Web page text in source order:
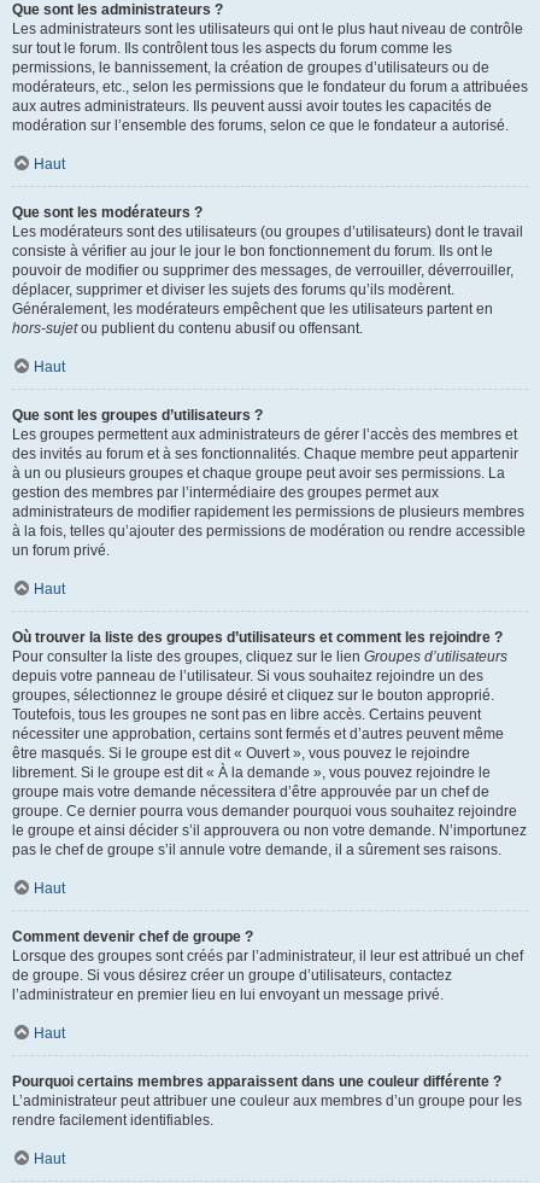
Que sont les administrateurs ?
Les administrateurs sont les utilisateurs qui ont le plus haut niveau de contrôle
sur tout le forum. Ils contrôlent tous les aspects du forum comme les
permissions, le bannissement, la création de groupes d’utilisateurs ou de
modérateurs, etc., selon les permissions que le fondateur du forum a attribuées
aux autres administrateurs. Ils peuvent aussi avoir toutes les capacités de
modération sur l’ensemble des forums, selon ce que le fondateur a autorisé.
Haut
Que sont les modérateurs ?
Les modérateurs sont des utilisateurs (ou groupes d’utilisateurs) dont le travail
consiste à vérifier au jour le jour le bon fonctionnement du forum. Ils ont le
pouvoir de modifier ou supprimer des messages, de verrouiller, déverrouiller,
déplacer, supprimer et diviser les sujets des forums qu’ils modèrent.
Généralement, les modérateurs empêchent que les utilisateurs partent en
hors-sujetou publient du contenu abusif ou offensant.
Haut
Que sont les groupes d’utilisateurs ?
Les groupes permettent aux administrateurs de gérer l’accès des membres et
des invités au forum et à ses fonctionnalités. Chaque membre peut appartenir
à un ou plusieurs groupes et chaque groupe peut avoir ses permissions. La
gestion des membres par l’intermédiaire des groupes permet aux
administrateurs de modifier rapidement les permissions de plusieurs membres
à la fois, telles qu’ajouter des permissions de modération ou rendre accessible
un forum privé.
Haut
Où trouver la liste des groupes d’utilisateurs et comment les rejoindre ?
Pour consulter la liste des groupes, cliquez sur le lien Groupes d’utilisateurs
depuis votre panneau de l’utilisateur. Si vous souhaitez rejoindre un des
groupes, sélectionnez le groupe désiré et cliquez sur le bouton approprié.
Toutefois, tous les groupes ne sont pas en libre accès. Certains peuvent
nécessiter une approbation, certains sont fermés et d’autres peuvent même
être masqués. Si le groupe est dit « Ouvert », vous pouvez le rejoindre
librement. Si le groupe est dit « À la demande », vous pouvez rejoindre le
groupe mais votre demande nécessitera d’être approuvée par un chef de
groupe. Ce dernier pourra vous demander pourquoi vous souhaitez rejoindre
le groupe et ainsi décider s’il approuvera ou non votre demande. N’importunez
pas le chef de groupe s’il annule votre demande, il a sûrement ses raisons.
Haut
Comment devenir chef de groupe ?
Lorsque des groupes sont créés par l’administrateur, il leur est attribué un chef
de groupe. Si vous désirez créer un groupe d’utilisateurs, contactez
l’administrateur en premier lieu en lui envoyant un message privé.
Haut
Pourquoi certains membres apparaissent dans une couleur différente ?
L’administrateur peut attribuer une couleur aux membres d’un groupe pour les
rendre facilement identifiables.
Haut